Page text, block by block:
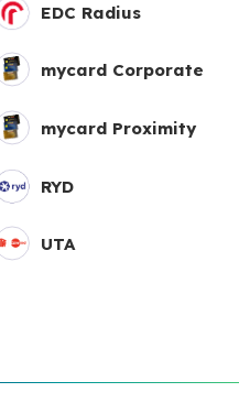
EDC Radius
mycard Corporate
mycard Proximity
RYD
UTA